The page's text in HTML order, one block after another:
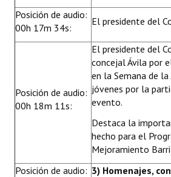
Posición de audio:
00h 17m 34s:
El presidente del
Posición de audio:
00h 18m 11s:
El presidente del
concejal Ávila por
en la Semana de
jóvenes por la
evento.
Destaca la
hecho para el
Mejoramiento
Posición de audio: 3) Homenajes,